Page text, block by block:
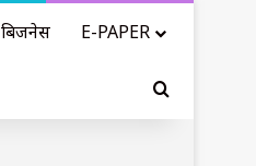
बिजनेस E-PAPER
Search for